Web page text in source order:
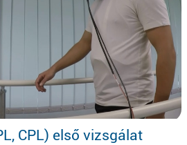
CPL) első vizsgálat